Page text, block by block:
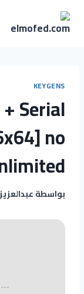
KEYGENS
Serial
no
بواسطة